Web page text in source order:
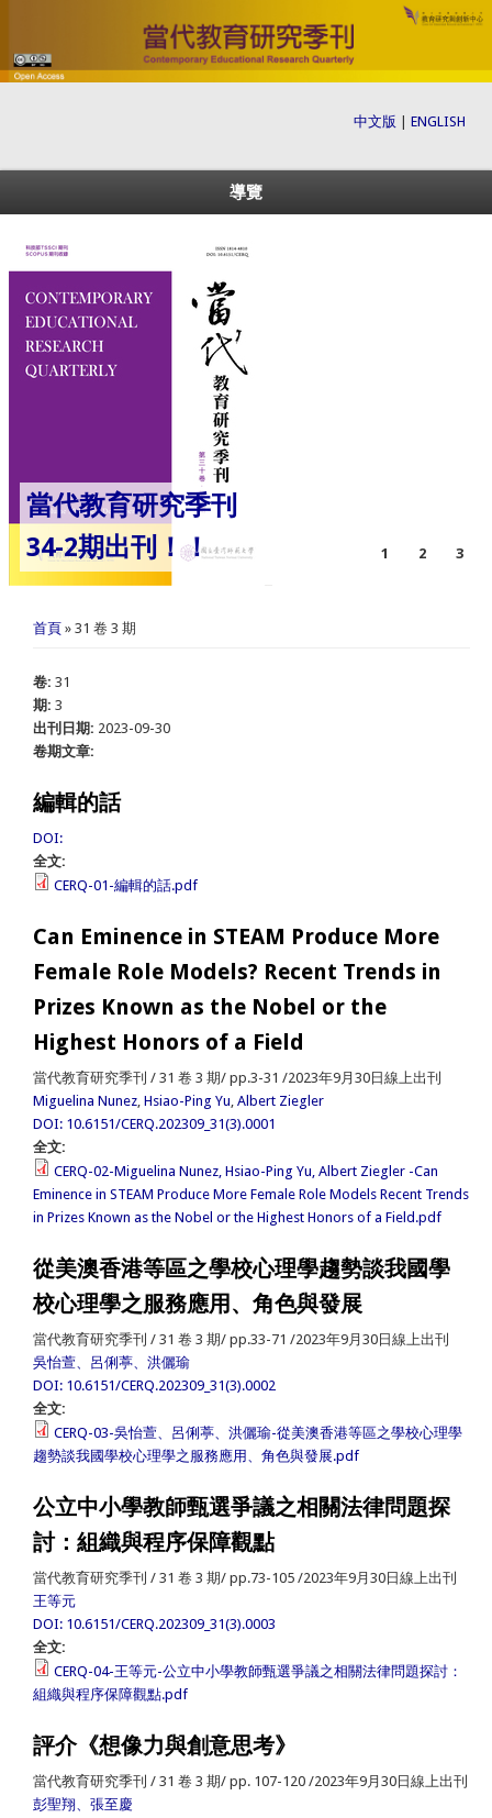
中文版 ENGLISH
導覽
當代教育研究季刊
34-2期出刊！！
1 2 3
您在這裡
首頁 » 31 卷 3 期
卷: 31
期: 3
出刊日期: 2023-09-30
卷期文章:
編輯的話
DOI:
全文:
CERQ-01-編輯的話.pdf
Can Eminence in STEAM Produce More
Female Role Models? Recent Trends in
Prizes Known as the Nobel or the
Highest Honors of a Field
當代教育研究季刊 / 31 卷 3 期/ pp.3-31 /2023年9月30日線上出刊
Miguelina Nunez Hsiao-Ping Yu Albert Ziegler
DOI: 10.6151/CERQ.202309_31(3).0001
全文:
CERQ-02-Miguelina Nunez, Hsiao-Ping Yu, Albert Ziegler -Can
Eminence in STEAM Produce More Female Role Models Recent Trends
in Prizes Known as the Nobel or the Highest Honors of a Field.pdf
從美澳香港等區之學校心理學趨勢談我國學
校心理學之服務應用、角色與發展
當代教育研究季刊 / 31 卷 3 期/ pp.33-71 /2023年9月30日線上出刊
吳怡萱、呂俐葶、洪儷瑜
DOI: 10.6151/CERQ.202309_31(3).0002
全文:
CERQ-03-吳怡萱、呂俐葶、洪儷瑜-從美澳香港等區之學校心理學
趨勢談我國學校心理學之服務應用、角色與發展.pdf
公立中小學教師甄選爭議之相關法律問題探
討：組織與程序保障觀點
當代教育研究季刊 / 31 卷 3 期/ pp.73-105 /2023年9月30日線上出刊
王等元
DOI: 10.6151/CERQ.202309_31(3).0003
全文:
CERQ-04-王等元-公立中小學教師甄選爭議之相關法律問題探討：
組織與程序保障觀點.pdf
評介《想像力與創意思考》
當代教育研究季刊 / 31 卷 3 期/ pp. 107-120 /2023年9月30日線上出刊
彭聖翔、張至慶